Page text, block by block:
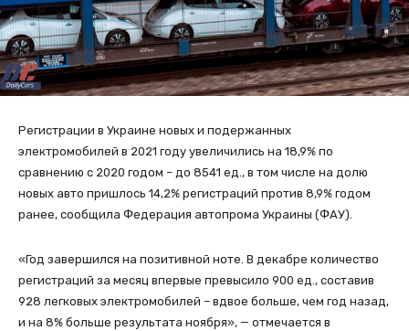
Регистрации в Украине новых и подержанных
электромобилей в 2021 году увеличились на 18,9% по
сравнению с 2020 годом – до 8541 ед., в том числе на долю
новых авто пришлось 14,2% регистраций против 8,9% годом
ранее, сообщила Федерация автопрома Украины (ФАУ).
«Год завершился на позитивной ноте. В декабре количество
регистраций за месяц впервые превысило 900 ед., составив
928 легковых электромобилей – вдвое больше, чем год назад,
и на 8% больше результата ноября», — отмечается в